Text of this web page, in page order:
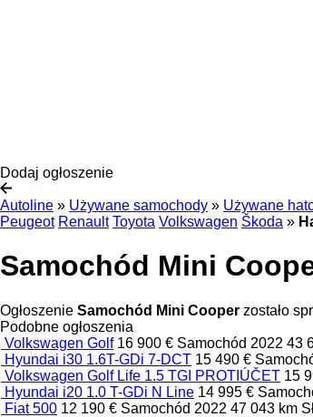
Dodaj ogłoszenie
Autoline » Używane samochody » Używane
Peugeot Renault Toyota Volkswagen Škoda »
Samochód Mini
Ogłoszenie Samochód Mini Cooper zostało
Podobne ogłoszenia
Volkswagen Golf 16 900 € Samochód 2022 43
Hyundai i30 1.6T-GDi 7-DCT 15 490 €
Volkswagen Golf Life 1.5 TGI PROTIÚČET 15
Hyundai i20 1.0 T-GDi N Line 14 995 €
Fiat 500 12 190 € Samochód 2022 47 043 km